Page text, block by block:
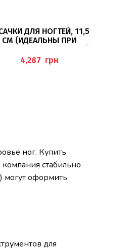
В КОРЗИНУ
ДЛЯ НОГТЕЙ, 11,5
СМ (ИДЕАЛЬНЫ ПРИ
СТОПОЙ) BAEHR
грн
ног. Купить
стабильно
могут оформить
для